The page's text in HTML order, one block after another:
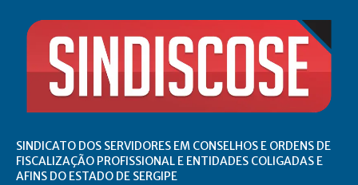
SINDICATO DOS SERVIDORES EM CONSELHOS E ORDENS DE
FISCALIZAÇÃO PROFISSIONAL E ENTIDADES COLIGADAS E
AFINS DO ESTADO DE SERGIPE